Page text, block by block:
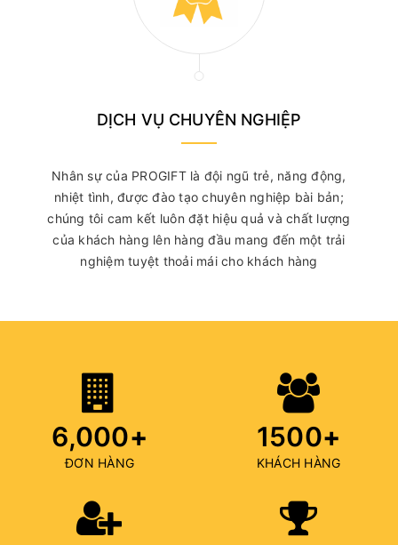
DỊCH VỤ CHUYÊN NGHIỆP
Nhân sự của PROGIFT là đội ngũ trẻ, năng động,
nhiệt tình, được đào tạo chuyên nghiệp bài bản;
chúng tôi cam kết luôn đặt hiệu quả và chất lượng
của khách hàng lên hàng đầu mang đến một trải
nghiệm tuyệt thoải mái cho khách hàng
6,000+
ĐƠN HÀNG
1500+
KHÁCH HÀNG